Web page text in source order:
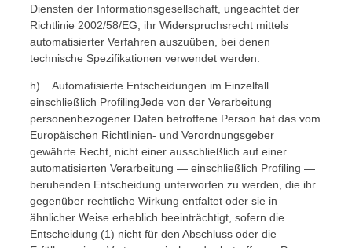
Diensten der Informationsgesellschaft, ungeachtet der
Richtlinie 2002/58/EG, ihr Widerspruchsrecht mittels
automatisierter Verfahren auszuüben, bei denen
technische Spezifikationen verwendet werden.
h) Automatisierte Entscheidungen im Einzelfall
einschließlich ProfilingJede von der Verarbeitung
personenbezogener Daten betroffene Person hat das vom
Europäischen Richtlinien- und Verordnungsgeber
gewährte Recht, nicht einer ausschließlich auf einer
automatisierten Verarbeitung — einschließlich Profiling —
beruhenden Entscheidung unterworfen zu werden, die ihr
gegenüber rechtliche Wirkung entfaltet oder sie in
ähnlicher Weise erheblich beeinträchtigt, sofern die
Entscheidung (1) nicht für den Abschluss oder die